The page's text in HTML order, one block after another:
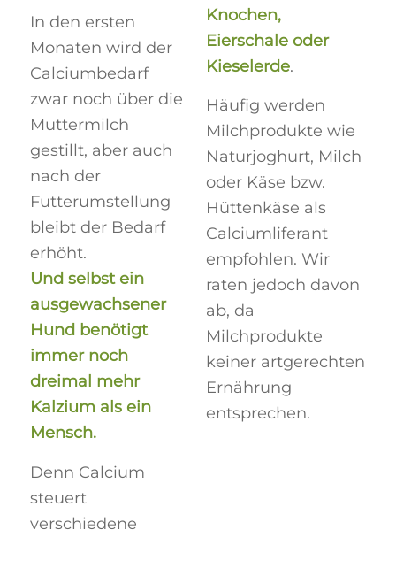
In den ersten
Monaten wird der
Calciumbedarf
zwar noch über die
Muttermilch
gestillt, aber auch
nach der
Futterumstellung
bleibt der Bedarf
erhöht.
Und selbst ein
ausgewachsener
Hund benötigt
immer noch
dreimal mehr
Kalziumals ein
Mensch.
Denn Calcium
steuert
verschiedene
Knochen,
Eierschale oder
Kieselerde.
Häufig werden
Milchprodukte wie
Naturjoghurt, Milch
oder Käse bzw.
Hüttenkäse als
Calciumliferant
empfohlen. Wir
raten jedoch davon
ab, da
Milchprodukte
keiner artgerechten
Ernährung
entsprechen.